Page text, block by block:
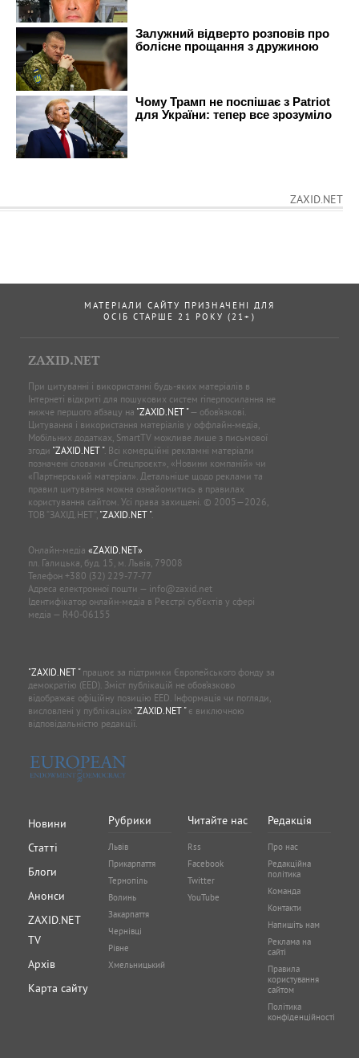
ZAXID.NET
МАТЕРІАЛИ САЙТУ ПРИЗНАЧЕНІ ДЛЯ
ОСІБ СТАРШЕ 21 РОКУ (21+)
ZAXID.NET
При цитуванні і використанні будь-яких матеріалів в
Інтернеті відкриті для пошукових систем гіперпосилання не
нижче першого абзацу на "ZAXID.NET "— обов’язкові.
Цитування і використання матеріалів у оффлайн-медіа,
Мобільних додатках, SmartTV можливе лише з письмової
згоди "ZAXID.NET ". Всі комерційні рекламні матеріали
позначені словами «Спецпроєкт», «Новини компаній» чи
«Партнерський матеріал». Детальніше щодо реклами та
правил цитування можна ознайомитись в правилах
користування сайтом. Усі права захищені. © 2005—2026,
ТОВ “ЗАХІД.НЕТ”, "ZAXID.NET ".
Онлайн-медіа «ZAXID.NET»
пл. Галицька, буд. 15, м. Львів, 79008
Телефон +380 (32) 229-77-77
Адреса електронної пошти — info@zaxid.net
Ідентифікатор онлайн-медіа в Реєстрі суб'єктів у сфері
медіа — R40-06155
"ZAXID.NET "працює за підтримки Європейського фонду за
демократію (EED). Зміст публікацій не обов’язково
відображає офіційну позицію EED. Інформація чи погляди,
висловлені у публікаціях "ZAXID.NET "є виключною
відповідальністю редакції.
Новини
Статті
Блоги
Анонси
ZAXID.NET
TV
Архів
Карта сайту
Рубрики
Львів
Прикарпаття
Тернопіль
Волинь
Закарпаття
Чернівці
Рівне
Хмельницький
Читайте нас
Rss
Facebook
Twitter
YouTube
Редакція
Про нас
Редакційна
політика
Команда
Контакти
Напишіть нам
Реклама на
сайті
Правила
користування
сайтом
Політика
конфіденційності